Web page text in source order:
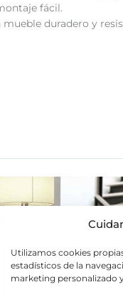
Utilizamos cookies
estadísticos de la
marketing personalizado
fácil.
duradero y